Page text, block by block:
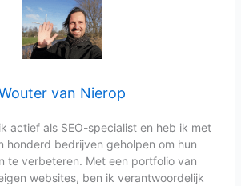
van Nierop
actief als SEO-specialist en heb ik met
honderd bedrijven geholpen om hun
te verbeteren. Met een portfolio van
websites, ben ik verantwoordelijk